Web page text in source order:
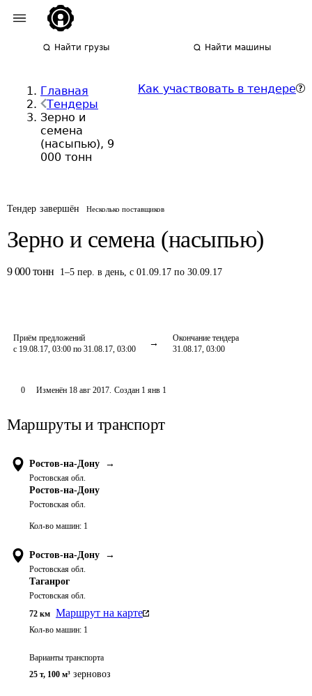
Найти грузы Найти машины
Главная
Тендеры
Зерно и
семена
(насыпью), 9
000 тонн
Как участвовать в тендере
Тендер завершён Несколько поставщиков
Зерно и семена (насыпью)
9 000 тонн 1–5 пер. в день, с 01.09.17 по 30.09.17
Приём предложений
с 19.08.17, 03:00 по 31.08.17, 03:00
Окончание тендера
31.08.17, 03:00
0 Изменён 18 авг 2017. Создан 1 янв 1
Маршруты и транспорт
Ростов-на-Дону →
Ростовская обл.
Ростов-на-Дону
Ростовская обл.
Кол-во машин: 1
Ростов-на-Дону →
Ростовская обл.
Таганрог
Ростовская обл.
72 км Маршрут на карте
Кол-во машин: 1
Варианты транспорта
25 т, 100 м³ зерновоз